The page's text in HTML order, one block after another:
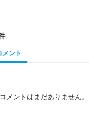
メント
メントはまだありません。